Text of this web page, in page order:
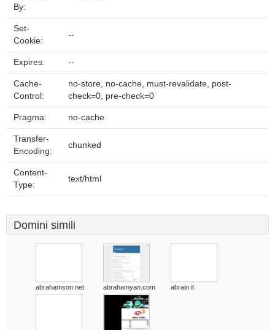
By:
Set-
Cookie:
--
Expires: --
Cache-
Control:
no-store, no-cache, must-revalidate, post-
check=0, pre-check=0
Pragma: no-cache
Transfer-
Encoding:
chunked
Content-
Type:
text/html
Domini simili
abrahamson.net abrahamyan.com abrain.it